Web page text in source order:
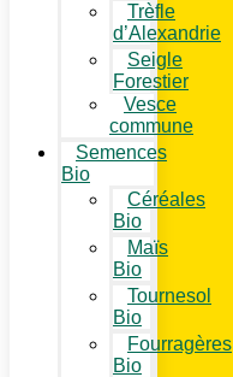
Trèfle
d’Alexandrie
Seigle
Forestier
Vesce
commune
Semences
Bio
Céréales
Bio
Maïs
Bio
Tournesol
Bio
Fourragères
Bio